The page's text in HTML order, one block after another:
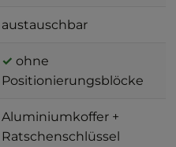
austauschbar
✓ ohne
Positionierungsblöcke
Aluminiumkoffer +
Ratschenschlüssel